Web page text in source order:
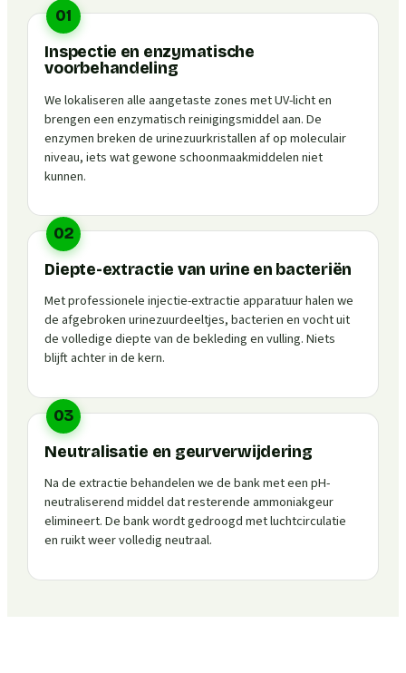
01
Inspectie en enzymatische
voorbehandeling
We lokaliseren alle aangetaste zones met UV-licht en
brengen een enzymatisch reinigingsmiddel aan. De
enzymen breken de urinezuurkristallen af op moleculair
niveau, iets wat gewone schoonmaakmiddelen niet
kunnen.
02
Diepte-extractie van urine en bacteriën
Met professionele injectie-extractie apparatuur halen we
de afgebroken urinezuurdeeltjes, bacterien en vocht uit
de volledige diepte van de bekleding en vulling. Niets
blijft achter in de kern.
03
Neutralisatie en geurverwijdering
Na de extractie behandelen we de bank met een pH-
neutraliserend middel dat resterende ammoniakgeur
elimineert. De bank wordt gedroogd met luchtcirculatie
en ruikt weer volledig neutraal.